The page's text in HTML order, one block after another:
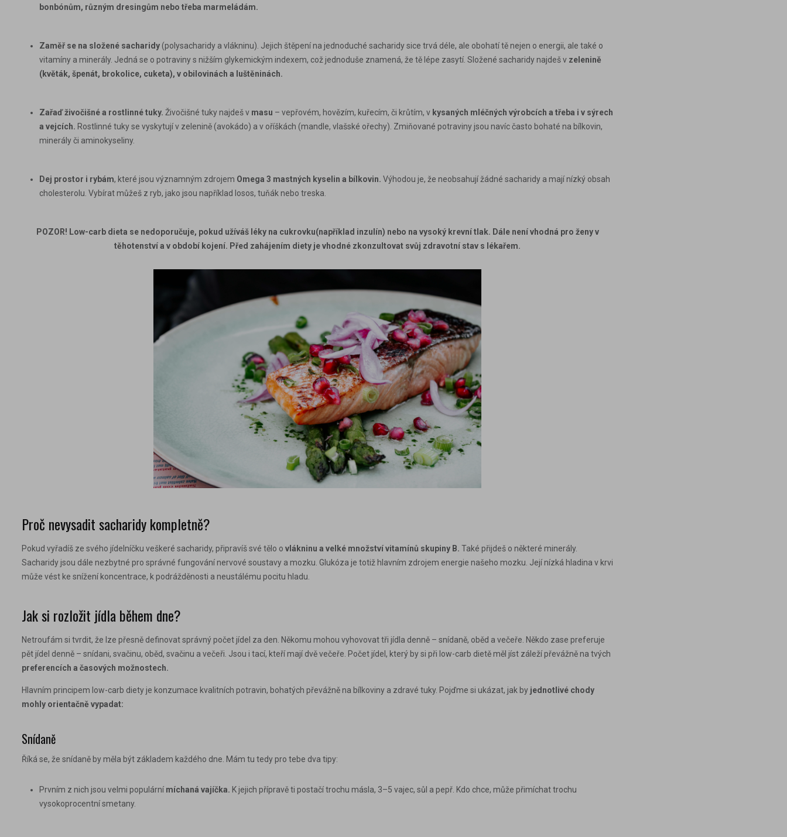
bonbónům, různým dresingům nebo třeba marmeládám.
Zaměř se na složené sacharidy (polysacharidy a vlákninu). Jejich štěpení na jednoduché sacharidy sice trvá déle, ale obohatí tě nejen o energii, ale také o
vitamíny a minerály. Jedná se o potraviny s nižším glykemickým indexem, což jednoduše znamená, že tě lépe zasytí. Složené sacharidy najdeš v zelenině
(květák, špenát, brokolice, cuketa), v obilovinách a luštěninách.
Zařaď živočišné a rostlinné tuky. Živočišné tuky najdeš v masu – vepřovém, hovězím, kuřecím, či krůtím, v kysaných mléčných výrobcích a třeba i v sýrech
a vejcích. Rostlinné tuky se vyskytují v zelenině (avokádo) a v oříškách (mandle, vlašské ořechy). Zmiňované potraviny jsou navíc často bohaté na bílkovin,
minerályči aminokyseliny.
Dej prostor i rybám, které jsou významným zdrojem Omega 3 mastných kyselin a bílkovin. Výhodou je, že neobsahujížádné sacharidy a mají nízký obsah
cholesterolu. Vybírat můžeš z ryb, jako jsou například losos, tuňáknebo treska.
POZOR! Low-carb dieta se nedoporučuje, pokud užíváš léky na cukrovku(například inzulín) nebo na vysoký krevní tlak. Dále není vhodná pro ženy v
těhotenství a v období kojení. Před zahájením diety je vhodné zkonzultovat svůj zdravotní stav s lékařem.
Proč nevysadit sacharidy kompletně?
Pokud vyřadíš ze svého jídelníčku veškeré sacharidy, připravíš své tělo o vlákninu a velké množství vitamínů skupiny B. Také přijdeš o některé minerály.
Sacharidy jsou dále nezbytné pro správné fungování nervové soustavy a mozku. Glukóza je totiž hlavním zdrojem energie našeho mozku. Její nízká hladina v krvi
může vést ke snížení koncentrace, k podrážděnosti a neustálému pocitu hladu.
Jak si rozložit jídla během dne?
Netroufám si tvrdit, že lze přesně definovat správný počet jídel za den. Někomu mohou vyhovovattři jídla denně – snídaně, oběd a večeře. Někdo zase preferuje
pětjídel denně – snídani, svačinu, oběd, svačinu a večeři. Jsou i tací, kteří mají dvě večeře. Počet jídel, který by si při low-carb dietě měl jíst záleží převážně na tvých
preferencích a časových možnostech.
Hlavním principem low-carb diety je konzumace kvalitních potravin, bohatých převážně na bílkoviny a zdravé tuky. Pojďme si ukázat, jak by jednotlivé chody
mohly orientačně vypadat:
Snídaně
Říká se, že snídaně by měla být základem každého dne. Mám tu tedy pro tebe dva tipy:
Prvním z nich jsou velmi populární míchaná vajíčka. K jejich přípravě ti postačí trochu másla, 3–5 vajec, sůl a pepř. Kdo chce, může přimíchat trochu
vysokoprocentní smetany.